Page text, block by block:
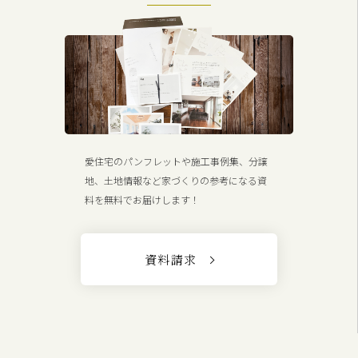
愛住宅のパンフレットや施工事例集、分譲
地、土地情報など家づくりの参考になる資
料を無料でお届けします！
資料請求